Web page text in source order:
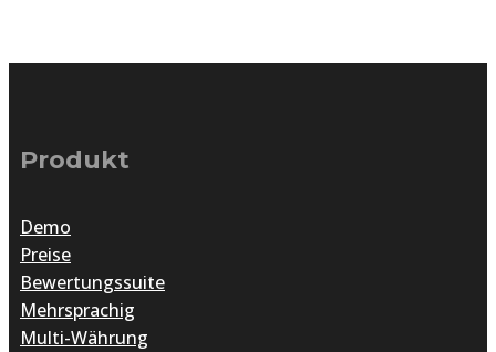
Produkt
Demo
Preise
Bewertungssuite
Mehrsprachig
Multi-Währung